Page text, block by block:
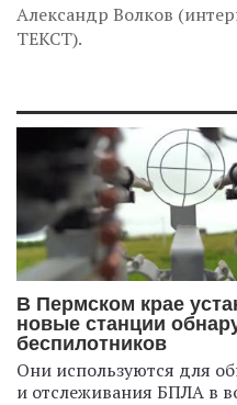
Александр Волков
ТЕКСТ).
В Пермском крае
новые станции
беспилотников
Они используются для
и отслеживания БПЛА в